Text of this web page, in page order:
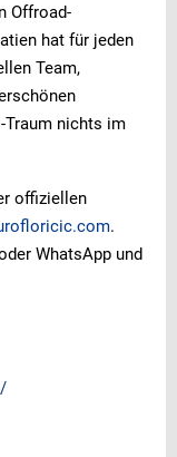
Offroad-
hat für jeden
Team,
Traum nichts im
offiziellen
.
WhatsApp und